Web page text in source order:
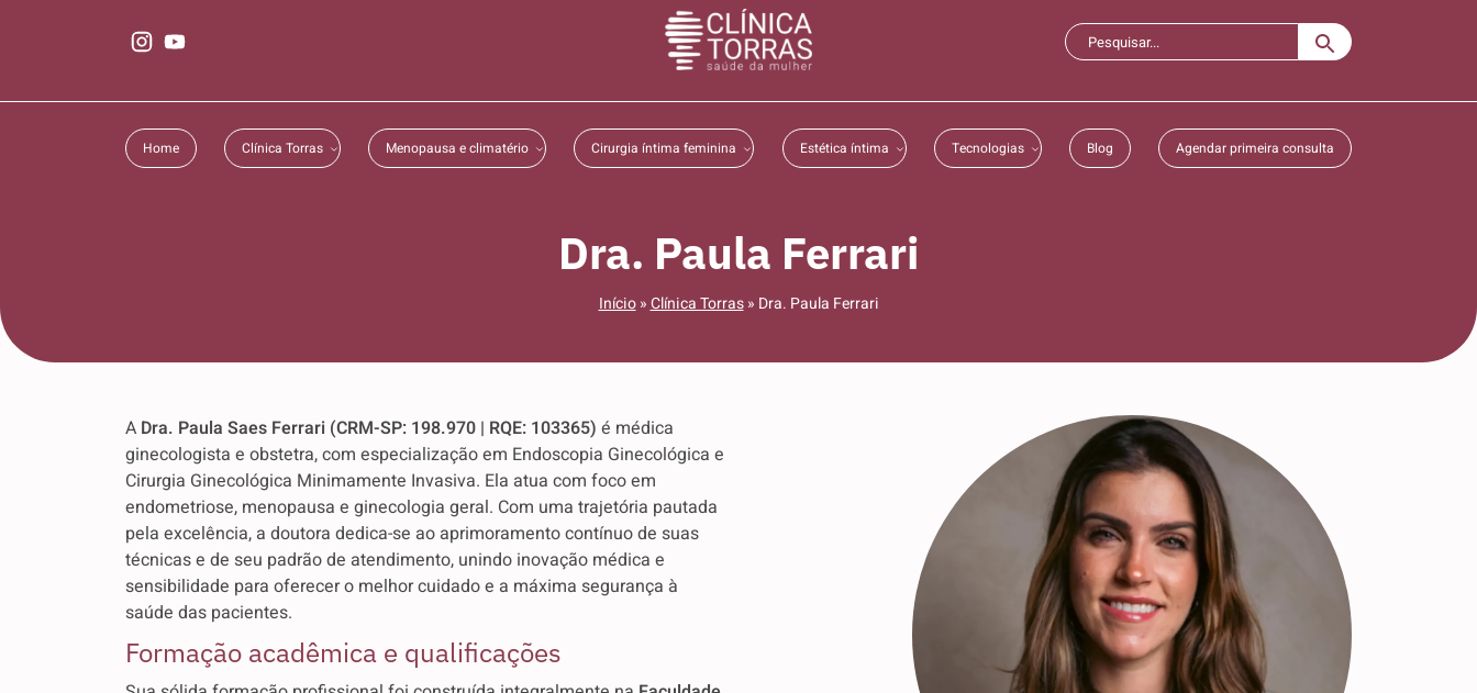
Home Clínica Torras Menopausa e climatério Cirurgia íntima feminina Estética íntima Tecnologias Blog Agendar primeira consulta
Dra. Paula Ferrari
Início»Clínica Torras» Dra. Paula Ferrari
A Dra. Paula Saes Ferrari (CRM-SP: 198.970 | RQE: 103365) é médica
ginecologista e obstetra, com especialização em Endoscopia Ginecológica e
Cirurgia Ginecológica Minimamente Invasiva. Ela atua com foco em
endometriose, menopausa e ginecologia geral. Com uma trajetória pautada
pela excelência, a doutora dedica-se ao aprimoramento contínuo de suas
técnicas e de seu padrão de atendimento, unindo inovação médica e
sensibilidade para oferecer o melhor cuidado e a máxima segurança à
saúde das pacientes.
Formação acadêmica e qualificações